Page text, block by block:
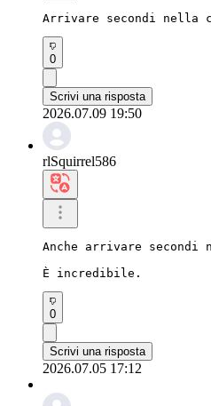
Arrivare secondi nella
0
Scrivi una risposta
2026.07.09 19:50
rlSquirrel586
Anche arrivare
È incredibile.
0
Scrivi una risposta
2026.07.05 17:12